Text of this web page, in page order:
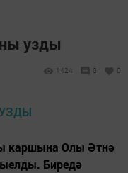
узды
1424 0 0
каршына Олы Әтнә
Биредә